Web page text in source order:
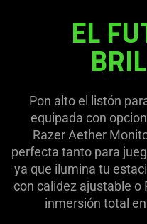
iluminación
dual
EL
Pon alto el listón
equipada con
Razer Aether
perfecta tanto para
ya que ilumina tu
con calidez ajustable o
inmersión total